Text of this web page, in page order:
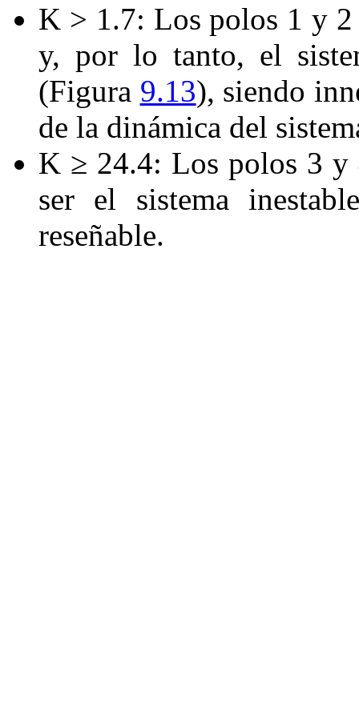
K > 1.7: Los polos 1 y 2
y, por lo tanto, el
(Figura 9.13), siendo
de la dinámica del
K ≥ 24.4: Los polos 3 y
ser el sistema
reseñable.